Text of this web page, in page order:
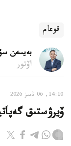
قوعام
بەيسەن
اۆتور
14:10, 06 تامىز 2026
ۆيرۋستىق